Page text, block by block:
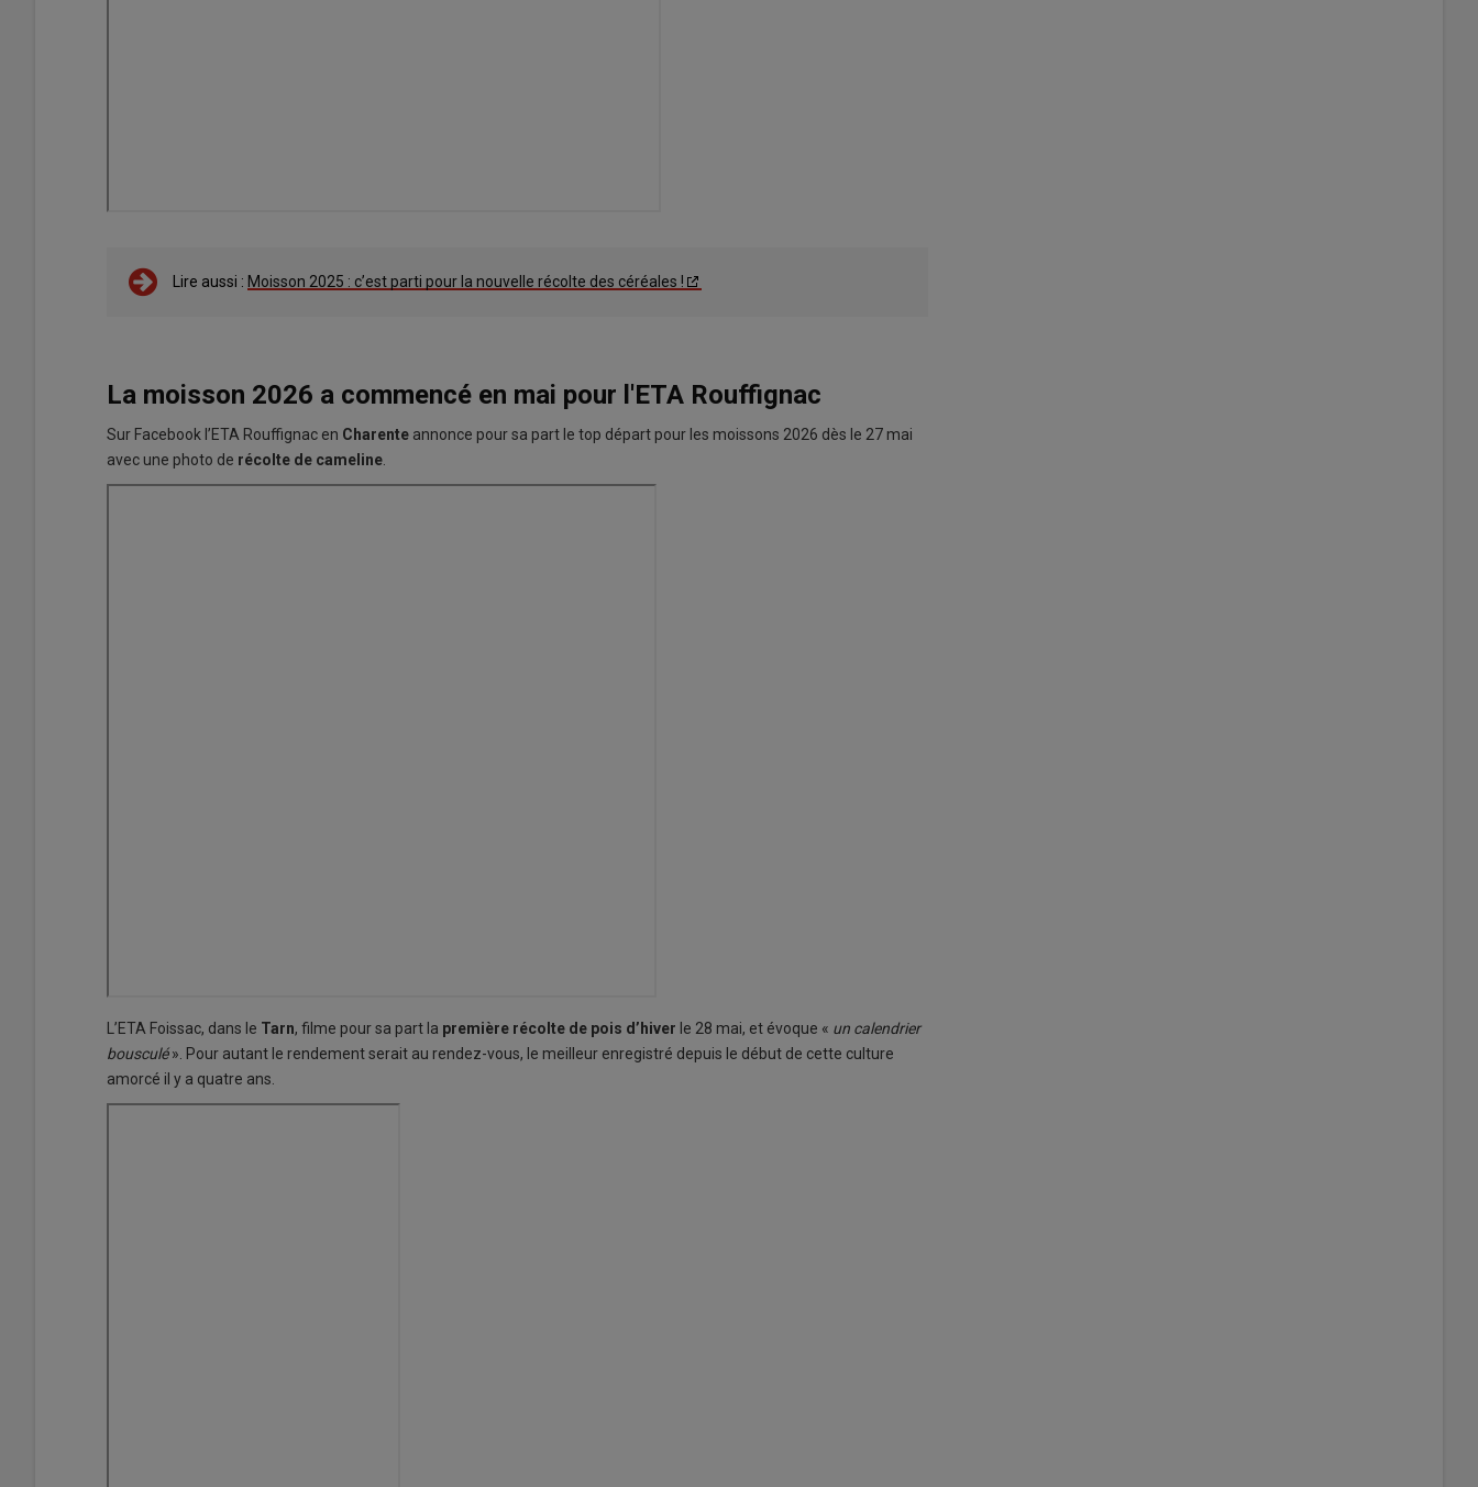
Lire aussi : Moisson 2025 : c’est parti pour la nouvelle récolte des céréales !
La moisson 2026 a commencé en mai pour l'ETA Rouffignac
Sur Facebook l’ETA Rouffignac en Charente annonce pour sa part le top départ pour les moissons 2026 dès le 27 mai
avec une photo de récolte de cameline
L’ETA Foissac, dans le Tarn, filme pour sa part la première récolte de pois d’hiver le 28 mai, et évoque « un calendrier
bousculé». Pour autant le rendement serait au rendez-vous, le meilleur enregistré depuis le début de cette culture
amorcé il y a quatre ans.